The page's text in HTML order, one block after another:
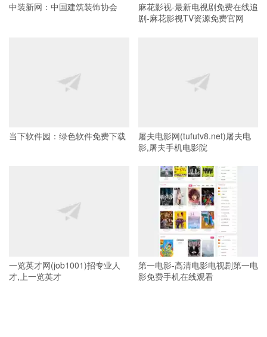
中装新网：中国建筑装饰协会
麻花影视-最新电视剧免费在线追
剧-麻花影视TV资源免费官网
当下软件园：绿色软件免费下载
屠夫电影网(tufutv8.net)屠夫电
影,屠夫手机电影院
一览英才网(job1001)招专业人
才,上一览英才
第一电影-高清电影电视剧第一电
影免费手机在线观看